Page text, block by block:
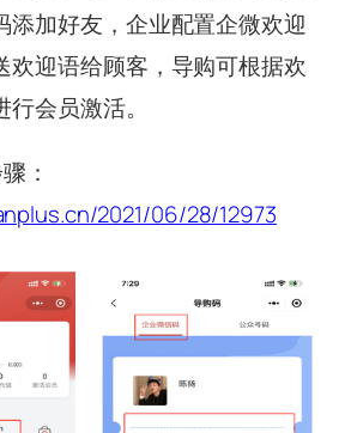
添加好友，企业配置企微欢迎
欢迎语给顾客，导购可根据欢
会员激活。
：
2021/06/28/12973